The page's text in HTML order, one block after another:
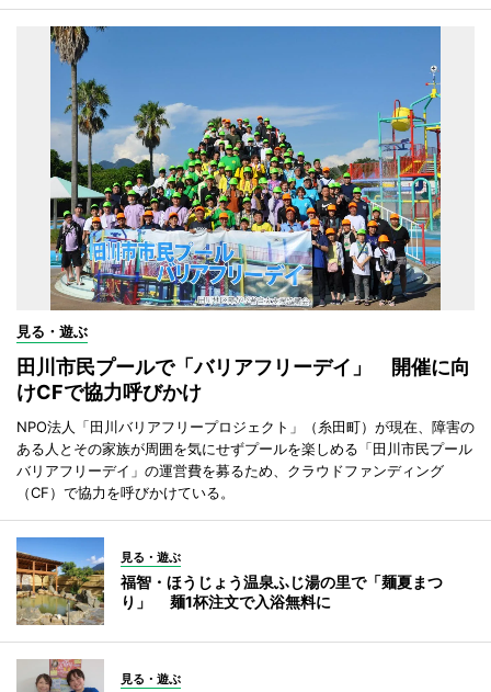
見る・遊ぶ
田川市民プールで「バリアフリーデイ」 開催に向
けCFで協力呼びかけ
NPO法人「田川バリアフリープロジェクト」（糸田町）が現在、障害の
ある人とその家族が周囲を気にせずプールを楽しめる「田川市民プール
バリアフリーデイ」の運営費を募るため、クラウドファンディング
（CF）で協力を呼びかけている。
見る・遊ぶ
福智・ほうじょう温泉ふじ湯の里で「麺夏まつ
り」 麺1杯注文で入浴無料に
見る・遊ぶ